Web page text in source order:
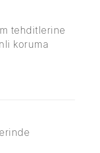
tehditlerine
koruma